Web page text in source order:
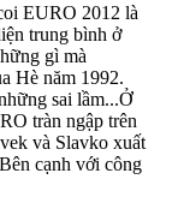
EURO 2012 là
trung bình ở
gì mà
Hè năm 1992.
sai lầm...Ở
tràn ngập trên
và Slavko xuất
cạnh với công